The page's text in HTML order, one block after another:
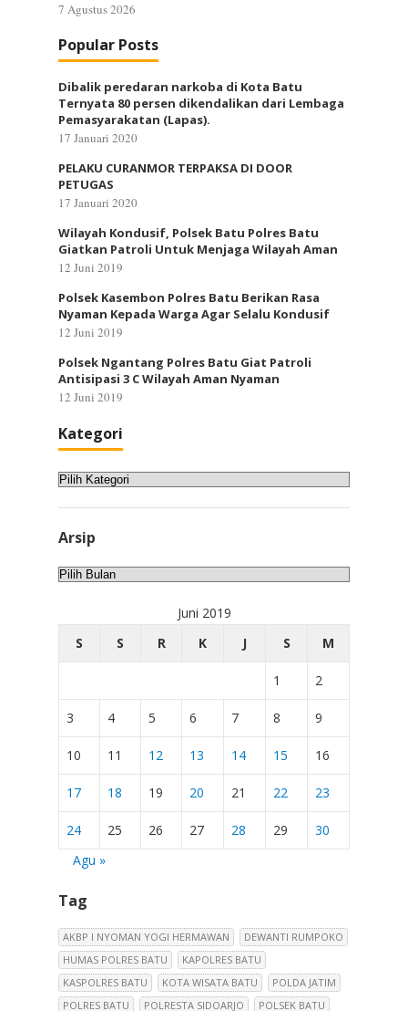
7 Agustus 2026
Popular Posts
Dibalik peredaran narkoba di Kota Batu
Ternyata 80 persen dikendalikan dari Lembaga
Pemasyarakatan (Lapas).
17 Januari 2020
PELAKU CURANMOR TERPAKSA DI DOOR
PETUGAS
17 Januari 2020
Wilayah Kondusif, Polsek Batu Polres Batu
Giatkan Patroli Untuk Menjaga Wilayah Aman
12 Juni 2019
Polsek Kasembon Polres Batu Berikan Rasa
Nyaman Kepada Warga Agar Selalu Kondusif
12 Juni 2019
Polsek Ngantang Polres Batu Giat Patroli
Antisipasi 3 C Wilayah Aman Nyaman
12 Juni 2019
Kategori
Kategori
Arsip
Arsip
Juni 2019
S
S R K J S M
1 2
3 4 5 6 7 8 9
10 11 12 13 14 15 16
17 18 19 20 21 22 23
24 25 26 27 28 29
30
Agu »
Tag
AKBP I NYOMAN YOGI HERMAWAN
DEWANTI RUMPOKO
HUMAS POLRES BATU
KAPOLRES BATU
KASPOLRES BATU
KOTA WISATA BATU
POLDA JATIM
POLRES BATU
POLRESTA SIDOARJO POLSEK BATU